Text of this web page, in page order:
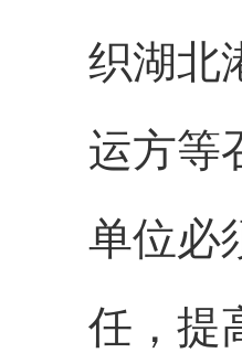
织湖北
运方等
单位必
任，提